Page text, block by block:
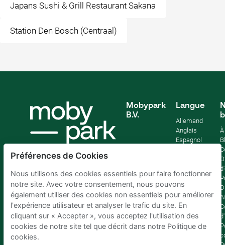
Japans Sushi & Grill Restaurant Sakana
Station Den Bosch (Centraal)
Mobypark
B.V.
Langue
Allemand
Anglais
Espagnol
Préférences de Cookies
Nous utilisons des cookies essentiels pour faire fonctionner
notre site. Avec votre consentement, nous pouvons
également utiliser des cookies non essentiels pour améliorer
l'expérience utilisateur et analyser le trafic du site. En
cliquant sur « Accepter », vous acceptez l'utilisation des
cookies de notre site tel que décrit dans notre Politique de
cookies.